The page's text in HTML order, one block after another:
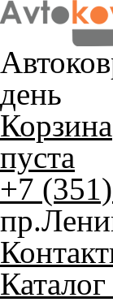
день
Корзина
пуста
+7